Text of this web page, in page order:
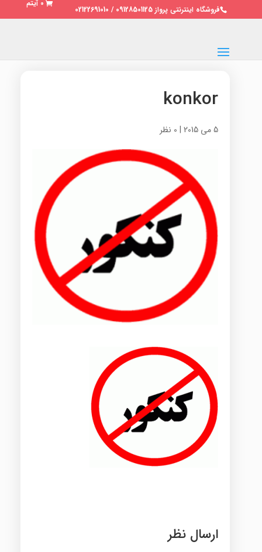
فروشگاه اینترنتی پرواز 09128501125 / 02122691010
0 آیتم
konkor
5 می 2015 | 0 نظر
ارسال نظر